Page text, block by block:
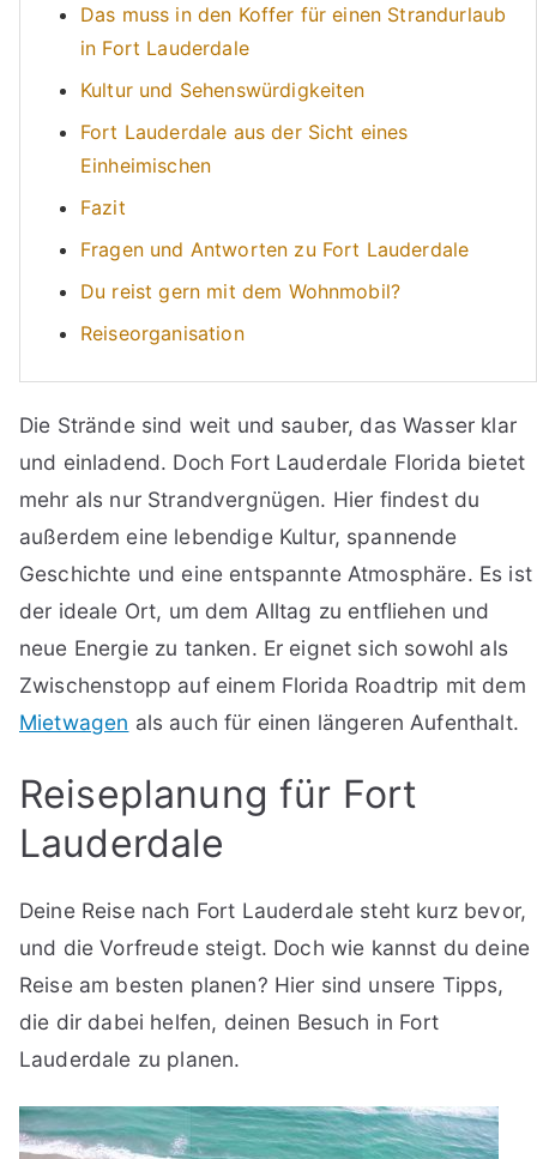
Das muss in den Koffer für einen Strandurlaub
in Fort Lauderdale
Kultur und Sehenswürdigkeiten
Fort Lauderdale aus der Sicht eines
Einheimischen
Fazit
Fragen und Antworten zu Fort Lauderdale
Du reist gern mit dem Wohnmobil?
Reiseorganisation
Die Strände sind weit und sauber, das Wasser klar
und einladend. Doch Fort Lauderdale Florida bietet
mehr als nur Strandvergnügen. Hier findest du
außerdem eine lebendige Kultur, spannende
Geschichte und eine entspannte Atmosphäre. Es ist
der ideale Ort, um dem Alltag zu entfliehen und
neue Energie zu tanken. Er eignet sich sowohl als
Zwischenstopp auf einem Florida Roadtrip mit dem
Mietwagen als auch für einen längeren Aufenthalt.
Reiseplanung für Fort
Lauderdale
Deine Reise nach Fort Lauderdale steht kurz bevor,
und die Vorfreude steigt. Doch wie kannst du deine
Reise am besten planen? Hier sind unsere Tipps,
die dir dabei helfen, deinen Besuch in Fort
Lauderdale zu planen.